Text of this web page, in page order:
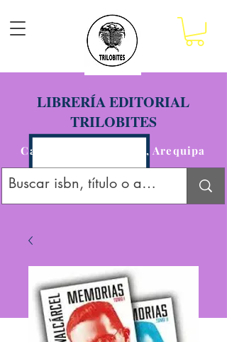
LIBRERÍA EDITORIAL
TRILOBITES
Calle San Agustín 201, Arequipa